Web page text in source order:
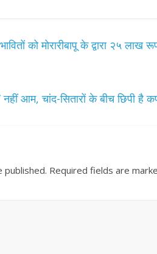
को मोरारीबापू के द्वारा २५ लाख
नहीं आम, चांद-सितारों के बीच छिपी है
published. Required fields are